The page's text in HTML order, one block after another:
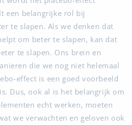
een belangrijke rol bij
te slapen. Als we denken dat
om beter te slapen, kan dat
te slapen. Ons brein en
die we nog niet helemaal
effect is een goed voorbeeld
Dus, ook al is het belangrijk om
echt werken, moeten
we verwachten en geloven ook